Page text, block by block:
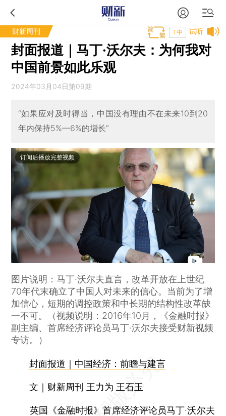
财新周刊 试听
T中
封面报道｜马丁·沃尔夫：为何我对
中国前景如此乐观
2024年03月04日第09期
“如果应对及时得当，中国没有理由不在未来10到20
年内保持5%—6%的增长”
订阅后播放完整视频
图片说明：马丁·沃尔夫直言，改革开放在上世纪
70年代末确立了中国人对未来的信心。当前为了增
加信心，短期的调控政策和中长期的结构性改革缺
一不可。（视频说明：2016年10月，《金融时报》
副主编、首席经济评论员马丁·沃尔夫接受财新视频
专访。）
封面报道｜中国经济：前瞻与建言
文｜财新周刊 王力为 王石玉
英国《金融时报》首席经济评论员马丁·沃尔夫